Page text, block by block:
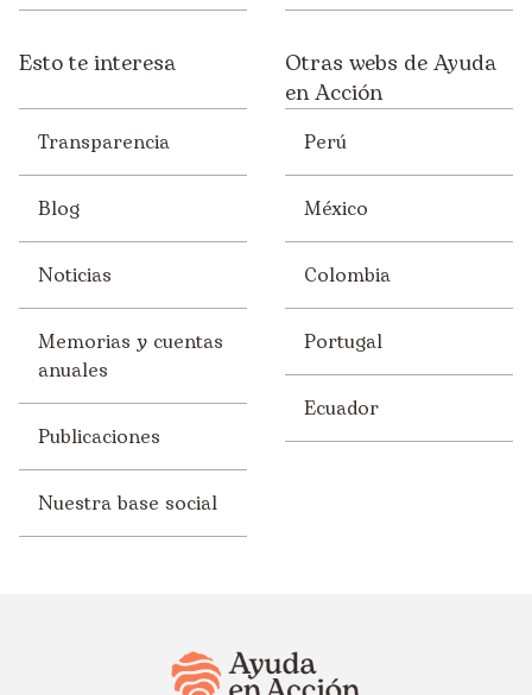
Esto te interesa
Transparencia
Blog
Noticias
Memorias y cuentas
anuales
Publicaciones
Nuestra base social
Otras webs de Ayuda
en Acción
Perú
México
Colombia
Portugal
Ecuador